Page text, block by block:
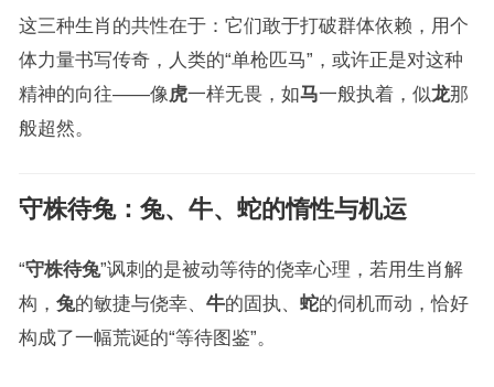
这三种生肖的共性在于：它们敢于打破群体依赖，用个
体力量书写传奇，人类的“单枪匹马”，或许正是对这种
精神的向往——像 虎一样无畏，如马一般执着，似龙那
般超然。
守株待兔： 兔、 牛、 蛇的惰性与机运
“守株待兔”讽刺的是被动等待的侥幸心理，若用生肖解
构， 兔的敏捷与侥幸、 牛的固执、 蛇的伺机而动，恰好
构成了一幅荒诞的“等待图鉴”。